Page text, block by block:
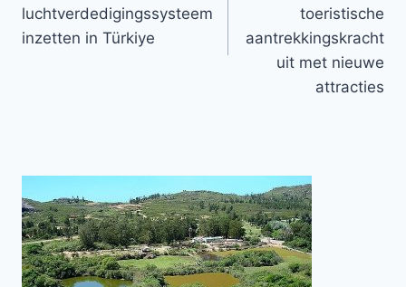
luchtverdedigingssysteem
inzetten in Türkiye
toeristische
aantrekkingskracht
uit met nieuwe
attracties